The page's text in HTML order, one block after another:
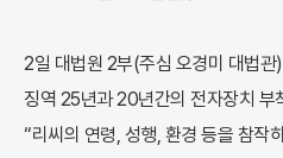
2일 대법원 2부(주심 오경미 대법관
징역 25년과 20년간의 전자장치 부
“리씨의 연령, 성행, 환경 등을 참작